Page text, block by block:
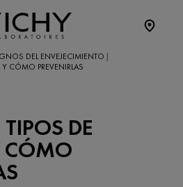
DEL ENVEJECIMIENTO
CÓMO PREVENIRLAS
DE
CÓMO